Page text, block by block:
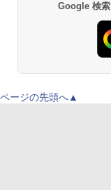
Google 検索
ページの先頭へ▲